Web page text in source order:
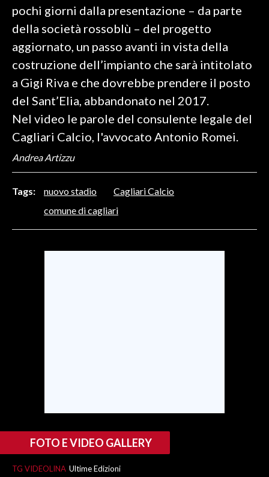
SPETTACOLI
GOSSIP
SARDEGNA TURISMO
SARDI NEL MONDO
#CARAUNIONE
pochi giorni dalla presentazione – da parte
della società rossoblù – del progetto
aggiornato, un passo avanti in vista della
costruzione dell’impianto che sarà intitolato
a Gigi Riva e che dovrebbe prendere il posto
del Sant’Elia, abbandonato nel 2017.
Nel video le parole del consulente legale del
Cagliari Calcio, l'avvocato Antonio Romei.
Andrea Artizzu
Tags: nuovo stadio
Cagliari Calcio
comune di cagliari
FOTO E VIDEO GALLERY
TG VIDEOLINA Ultime Edizioni